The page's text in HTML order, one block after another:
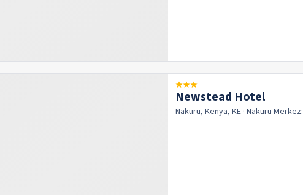
Newstead Hotel
Nakuru, Kenya, KE · Nakuru Merkez: